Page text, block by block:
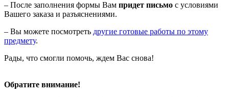
– После заполнения формы Вам придет письмо с условиями
Вашего заказа и разъяснениями.
– Вы можете посмотреть другие готовые работы по этому
предмету.
Рады, что смогли помочь, ждем Вас снова!
Обратите внимание!